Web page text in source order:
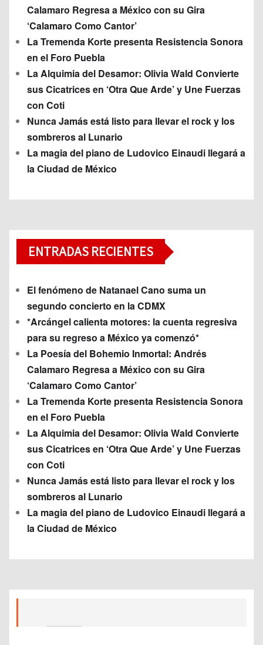
Calamaro Regresa a México con su Gira
‘Calamaro Como Cantor’
La Tremenda Korte presenta Resistencia Sonora
en el Foro Puebla
La Alquimia del Desamor: Olivia Wald Convierte
sus Cicatrices en ‘Otra Que Arde’ y Une Fuerzas
con Coti
Nunca Jamás está listo para llevar el rock y los
sombreros al Lunario
La magia del piano de Ludovico Einaudi llegará a
la Ciudad de México
ENTRADAS RECIENTES
El fenómeno de Natanael Cano suma un
segundo concierto en la CDMX
*Arcángel calienta motores: la cuenta regresiva
para su regreso a México ya comenzó*
La Poesía del Bohemio Inmortal: Andrés
Calamaro Regresa a México con su Gira
‘Calamaro Como Cantor’
La Tremenda Korte presenta Resistencia Sonora
en el Foro Puebla
La Alquimia del Desamor: Olivia Wald Convierte
sus Cicatrices en ‘Otra Que Arde’ y Une Fuerzas
con Coti
Nunca Jamás está listo para llevar el rock y los
sombreros al Lunario
La magia del piano de Ludovico Einaudi llegará a
la Ciudad de México